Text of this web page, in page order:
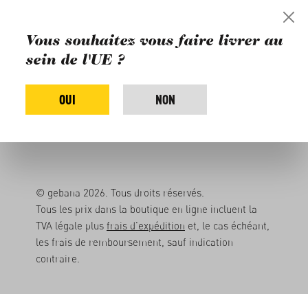
les agriculteur·ice·s et vous faire des
rabais sur les quantité.
© gebana 2026. Tous droits réservés.
Tous les prix dans la boutique en ligne incluent la
TVA légale plus frais d'expédition et, le cas échéant,
les frais de remboursement, sauf indication
contraire.
Vous souhaitez vous faire livrer au
sein de l'UE ?
OUI NON